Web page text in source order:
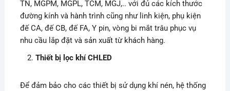
TN, MGPM, MGPL, TCM, MGJ,.. với đủ các kích thước
đường kính và hành trình cũng như linh kiện, phụ kiện
đế CA, đế CB, đế FA, Y pin, vòng bi mắt trâu phục vụ
nhu cầu lắp đặt và sản xuất từ khách hàng.
Thiết bị lọc khí CHLED
Để đảm bảo cho các thiết bị sử dụng khí nén, hệ thống